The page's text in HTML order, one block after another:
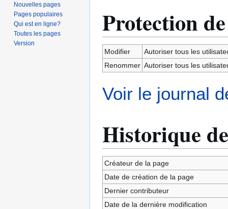
Protection
Modifier
Autoriser tous les
Renommer Autoriser tous les
Voir le journal
Historique
Créateur de la page
Date de création de la page
Dernier contributeur
Date de la dernière modification
Nouvelles pages
Pages populaires
Qui est en ligne?
Toutes les pages
Version